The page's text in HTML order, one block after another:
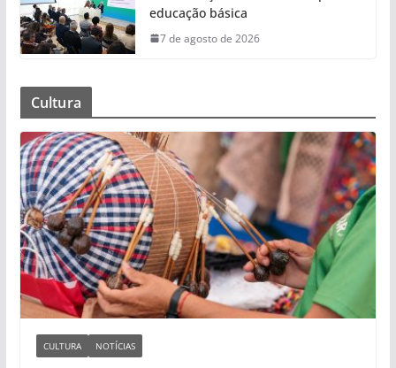
educação básica
7 de agosto de 2026
Cultura
CULTURA NOTÍCIAS